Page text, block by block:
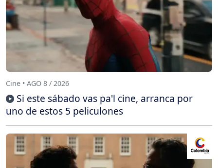
Cine • AGO 8 / 2026
Si este sábado vas pa'l cine, arranca por
uno de estos 5 peliculones